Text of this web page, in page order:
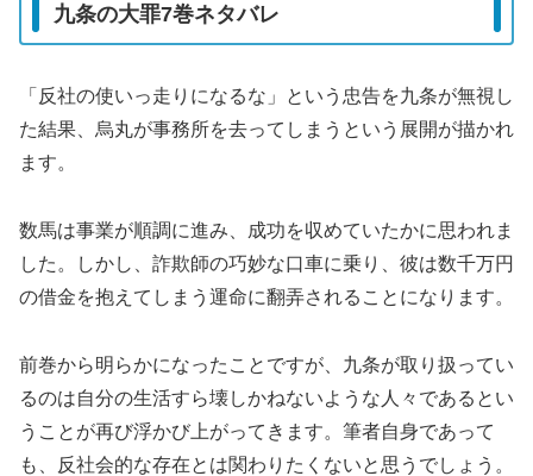
九条の大罪7巻ネタバレ
「反社の使いっ走りになるな」という忠告を九条が無視し
た結果、烏丸が事務所を去ってしまうという展開が描かれ
ます。
数馬は事業が順調に進み、成功を収めていたかに思われま
した。しかし、詐欺師の巧妙な口車に乗り、彼は数千万円
の借金を抱えてしまう運命に翻弄されることになります。
前巻から明らかになったことですが、九条が取り扱ってい
るのは自分の生活すら壊しかねないような人々であるとい
うことが再び浮かび上がってきます。筆者自身であって
も、反社会的な存在とは関わりたくないと思うでしょう。